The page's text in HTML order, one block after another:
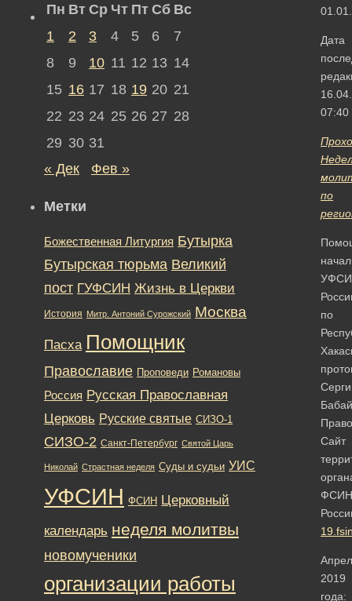
Дата
07:40
по
по
Сайт
ФСИН
2019
года:
Пн Вт Ср Чт Пт Сб Вс
1
2 3 4 5 6
7
8
9 10 11 12 13 14
15 16 17 18 19 20 21
22 23 24 25 26 27 28
29 30 31
« Дек
Фев »
Метки
Божественная Литургия Бутырка
Бутырская тюрьма Великий
пост ГУФСИН Жизнь в Церкви
История Митр. Антоний Сурожский Москва
Пасха Помощник
Православие Проповеди Романовы
Россия Русская Православная
Церковь Русские святые СИЗО-1
СИЗО-2 Санкт-Петербург Святой Царь
Николай Страстная неделя Суды и судьи УИС
УФСИН ФСИН Церковный
календарь неделя молитвы
новомученики
организации работы